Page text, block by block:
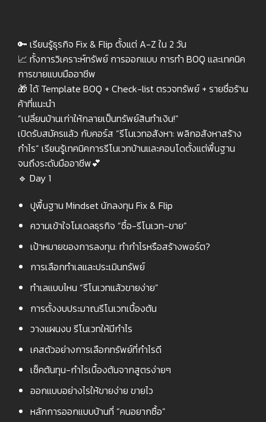
🔑 เรียนรู้ธุรกิจ Fix & Flip ตั้งแต่ A-Z ใน 2 วัน
📈 ทั้งการวิเคราะห์ทรัพย์ การออกแบบ การทำ BOQ และเทคนิค
การขายแบบมืออาชีพ
🎁 ได้ Template BOQ + Check-list ตรวจทรัพย์ + รายชื่อร้าน
ค้าที่แนะนำ
“เปลี่ยนบ้านเก่าให้กลายเป็นทรัพย์สินทำเงิน!”
เปิดรับสมัครแล้ว กับคอร์ส “รีโนเวทอสังหา: พลิกอสังหาสร้าง
กำไร” เรียนรู้เทคนิคการรีโนเวทบ้านและคอนโดตั้งแต่พื้นฐาน
จนถึงระดับมืออาชีพ💕
🔹 Day 1
ปูพื้นฐาน Mindset นักลงทุน Fix & Flip
ความเข้าใจโมเดลธุรกิจ “ซื้อ-รีโนเวท-ขาย”
เป้าหมายของการลงทุน: ทำกำไรหรือสร้างพอร์ต?
การเลือกทำเลและประเมินทรัพย์
ทำเลแบบไหน “รีโนเวทแล้วขายง่าย”
การตั้งงบประมาณรีโนเวทเบื้องต้น
วางแผนงบ รีโนเวทให้มีกำไร
เคสตัวอย่างการเลือกทรัพย์ที่กำไรดี
เช็คต้นทุน-กำไรเบื้องต้นจากสูตรง่ายๆ
ออกแบบอย่างไรให้ขายง่าย ขายไว
หลักการออกแบบบ้านที่ “คนอยากซื้อ”